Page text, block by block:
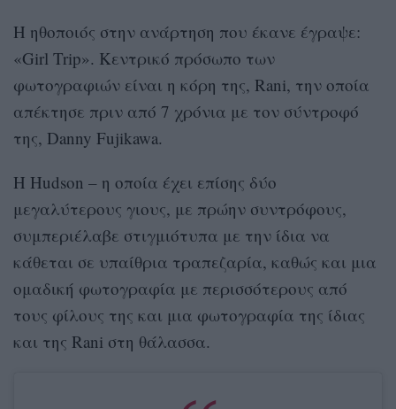
Η ηθοποιός στην ανάρτηση που έκανε έγραψε:
«Girl Trip». Κεντρικό πρόσωπο των
φωτογραφιών είναι η κόρη της, Rani, την οποία
απέκτησε πριν από 7 χρόνια με τον σύντροφό
της, Danny Fujikawa.
Η Hudson – η οποία έχει επίσης δύο
μεγαλύτερους γιους, με πρώην συντρόφους,
συμπεριέλαβε στιγμιότυπα με την ίδια να
κάθεται σε υπαίθρια τραπεζαρία, καθώς και μια
ομαδική φωτογραφία με περισσότερους από
τους φίλους της και μια φωτογραφία της ίδιας
και της Rani στη θάλασσα.